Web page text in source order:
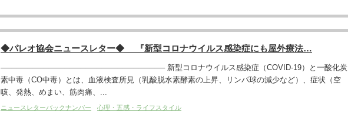
◆パレオ協会ニュースレター◆ 『新型コロナウイルス感染症にも屋外療法…
─────────────────────────────── 新型コロナウイルス感染症（COVID-19）と一酸化炭
素中毒（CO中毒）とは、血液検査所見（乳酸脱水素酵素の上昇、リンパ球の減少など）、症状（空
咳、発熱、めまい、筋肉痛、...
ニュースレターバックナンバー 心理・五感・ライフスタイル